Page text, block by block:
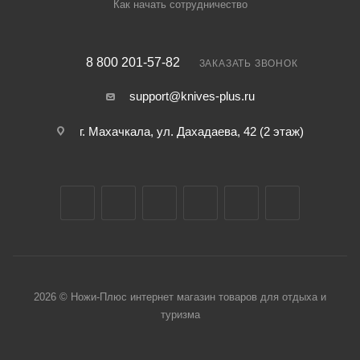
чрезмерных усилий при заточке.
Допускается изменение цвета керамических стержней в
Как начать сотрудничество
8 800 201-57-82 ЗАКАЗАТЬ ЗВОНОК
support@knives-plus.ru
г. Махачкала, ул. Дахадаева, 42 (2 этаж)
2026 © Ножи-Плюс интернет магазин товаров для отдыха и
туризма